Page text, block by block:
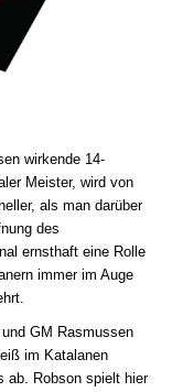
wirkende 14-
Meister, wird von
als man darüber
des
ernsthaft eine Rolle
immer im Auge
GM Rasmussen
im Katalanen
ab. Robson spielt hier